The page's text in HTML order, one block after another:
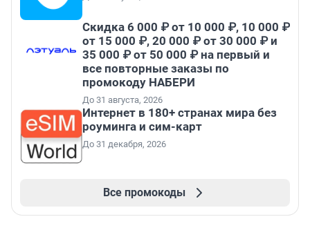
Скидка 6 000 ₽ от 10 000 ₽, 10 000 ₽
от 15 000 ₽, 20 000 ₽ от 30 000 ₽ и
35 000 ₽ от 50 000 ₽ на первый и
все повторные заказы по
промокоду НАБЕРИ
До 31 августа, 2026
Интернет в 180+ странах мира без
роуминга и сим-карт
До 31 декабря, 2026
Все промокоды